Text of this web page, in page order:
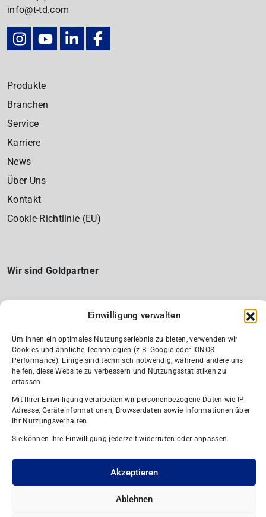
Einwilligung verwalten
Um Ihnen ein optimales Nutzungserlebnis zu bieten, verwenden wir
Cookies und ähnliche Technologien (z.B. Google oder IONOS
Performance). Einige sind technisch notwendig, während andere uns
helfen, diese Website zu verbessern und Nutzungsstatistiken zu
erfassen.
Mit Ihrer Einwilligung verarbeiten wir personenbezogene Daten wie IP-
Adresse, Geräteinformationen, Browserdaten sowie Informationen über
Ihr Nutzungsverhalten.
Sie können Ihre Einwilligung jederzeit widerrufen oder anpassen.
Akzeptieren
Ablehnen
info@t-td.com
Produkte
Branchen
Service
Karriere
News
Über Uns
Kontakt
Cookie-Richtlinie (EU)
Wir sind Goldpartner
Wir sind Silber-Partner und Fördermitglied